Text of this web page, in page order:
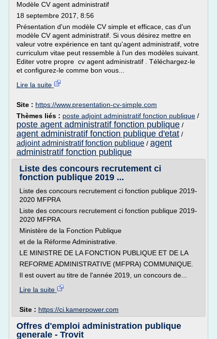
Modèle CV agent administratif
18 septembre 2017, 8:56
Présentation d'un modèle CV simple et efficace, cas d'un
modèle CV agent administratif. Si vous désirez mettre en
valeur votre expérience en tant qu'agent administratif, votre
curriculum vitae peut ressemble à l'un des modèles suivant.
Editer votre propre cv agent administratif . Téléchargez-le
et configurez-le comme bon vous...
Lire la suite
Site : https://www.presentation-cv-simple.com
Thèmes liés : poste adjoint administratif fonction publique /
poste agent administratif fonction publique /
agent administratif fonction publique d'etat /
adjoint administratif fonction publique / agent
administratif fonction publique
Liste des concours recrutement ci
fonction publique 2019 ...
Liste des concours recrutement ci fonction publique 2019-
2020 MFPRA
Liste des concours recrutement ci fonction publique 2019-
2020 MFPRA
Ministère de la Fonction Publique
et de la Réforme Administrative.
LE MINISTRE DE LA FONCTION PUBLIQUE ET DE LA
REFORME ADMINISTRATIVE (MFPRA) COMMUNIQUE.
Il est ouvert au titre de l'année 2019, un concours de...
Lire la suite
Site : https://ci.kamerpower.com
Offres d'emploi administration publique
generale - Trovit